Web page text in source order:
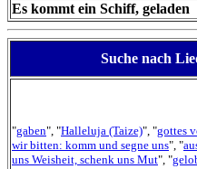
Es kommt ein Schiff, geladen
Suche nach
"gaben", "Halleluja (Taize)", "gottes
wir bitten: komm und segne uns", "
uns Weisheit, schenk uns Mut", "